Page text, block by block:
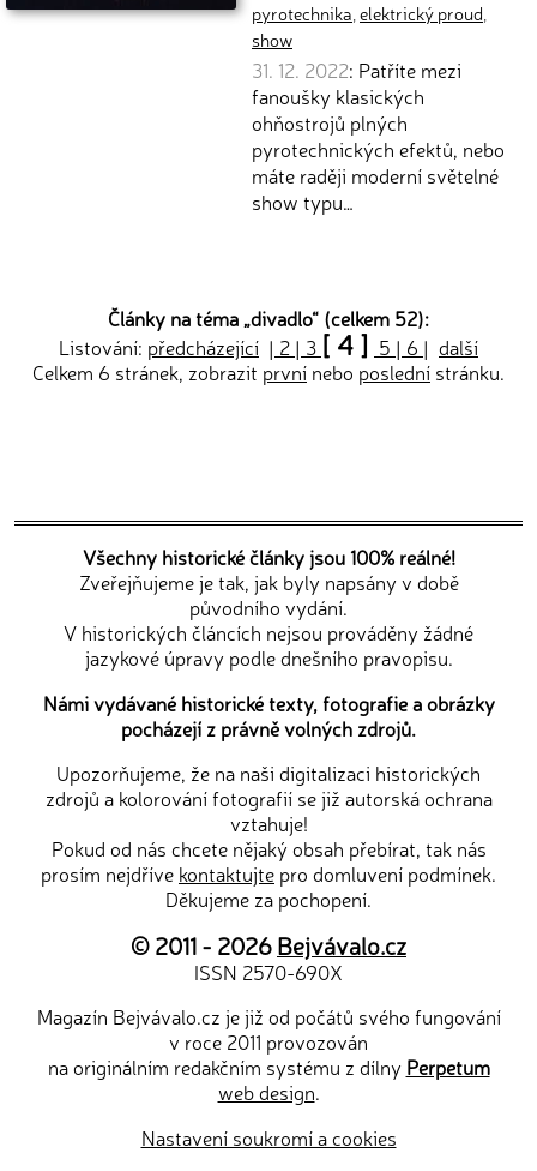
pyrotechnika,elektrický proud,
show
31. 12. 2022: Patříte mezi
fanoušky klasických
ohňostrojů plných
pyrotechnických efektů, nebo
máte raději moderní světelné
show typu…
Články na téma „divadlo“ (celkem 52):
Listování: předcházející | 2 | 3 [ 4 ] 5 | 6 | další
Celkem 6 stránek, zobrazit první nebo poslední stránku.
Všechny historické články jsou 100% reálné!
Zveřejňujeme je tak, jak byly napsány v době
původního vydání.
V historických článcích nejsou prováděny žádné
jazykové úpravy podle dnešního pravopisu.
Námi vydávané historické texty, fotografie a obrázky
pocházejí z právně volných zdrojů.
Upozorňujeme, že na naši digitalizaci historických
zdrojů a kolorování fotografií se již autorská ochrana
vztahuje!
Pokud od nás chcete nějaký obsah přebírat, tak nás
prosím nejdříve kontaktujte pro domluvení podmínek.
Děkujeme za pochopení.
© 2011 - 2026Bejvávalo.cz
ISSN 2570-690X
Magazín Bejvávalo.cz je již od počátů svého fungování
v roce 2011 provozován
na originálním redakčním systému z dílny Perpetum
web design.
Nastavení soukromí a cookies